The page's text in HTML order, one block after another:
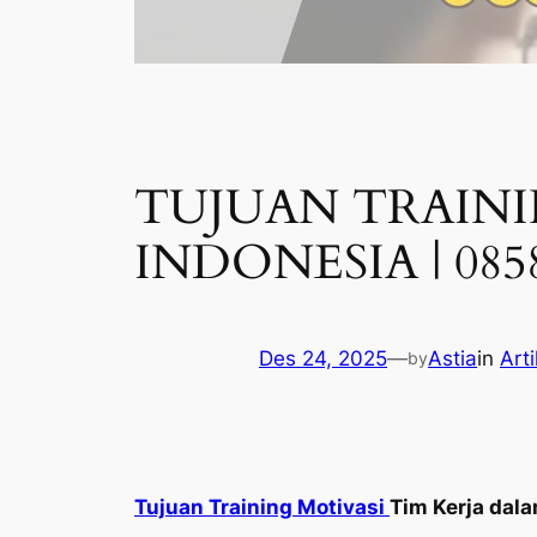
TUJUAN
INDONESIA |
Des 24, 2025—byAstiain
Tujuan Training Motivasi Tim Kerja